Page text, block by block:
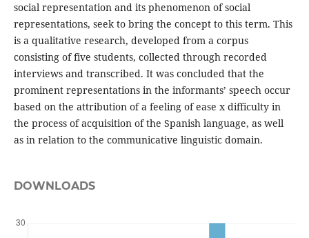
social representation and its phenomenon of social
representations, seek to bring the concept to this term. This
is a qualitative research, developed from a corpus
consisting of five students, collected through recorded
interviews and transcribed. It was concluded that the
prominent representations in the informants’ speech occur
based on the attribution of a feeling of ease x difficulty in
the process of acquisition of the Spanish language, as well
as in relation to the communicative linguistic domain.
DOWNLOADS